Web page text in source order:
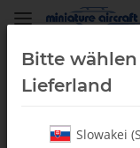
Fury 57
Bitte
Lieferland
Slowakei